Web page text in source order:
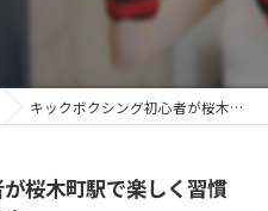
キックボクシング初心者が桜木町駅で楽しく習慣化と効果を実感する始め方
桜木町駅で楽しく習慣